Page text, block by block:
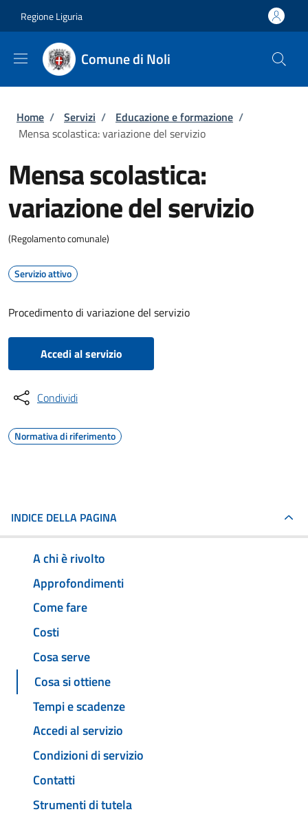
Regione Liguria
Comune di Noli
Briciole di pane
Home / Servizi / Educazione e formazione /
Mensa scolastica: variazione del servizio
Mensa scolastica:
variazione del servizio
(Regolamento comunale)
Servizio attivo
Procedimento di variazione del servizio
Accedi al servizio
Condividi
Normativa di riferimento
INDICE DELLA PAGINA
A chi è rivolto
Approfondimenti
Come fare
Costi
Cosa serve
Cosa si ottiene
Tempi e scadenze
Accedi al servizio
Condizioni di servizio
Contatti
Strumenti di tutela